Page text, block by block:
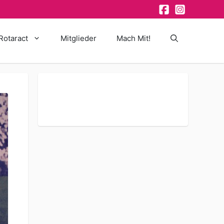
Mitglieder Mach Mit!